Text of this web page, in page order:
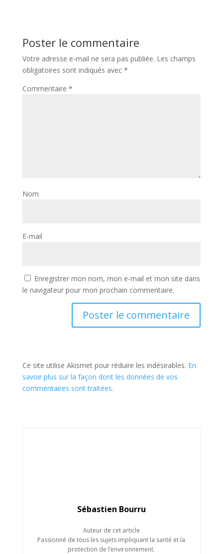
Poster le commentaire
Votre adresse e-mail ne sera pas publiée. Les champs
obligatoires sont indiqués avec *
Commentaire *
Nom
E-mail
Enregistrer mon nom, mon e-mail et mon site dans
le navigateur pour mon prochain commentaire.
Ce site utilise Akismet pour réduire les indésirables. En
savoir plus sur la façon dont les données de vos
commentaires sont traitées.
Sébastien Bourru
Auteur de cet article
Passionné de tous les sujets impliquant la santé et la
protection de l’environnement.